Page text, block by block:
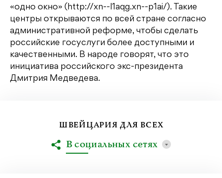
«одно окно» (http://xn--l1aqg.xn--p1ai/). Такие
центры открываются по всей стране согласно
административной реформе, чтобы сделать
российские госуслуги более доступными и
качественными. В народе говорят, что это
инициатива российского экс-президента
Дмитрия Медведева.
ШВЕЙЦАРИЯ ДЛЯ ВСЕХ
В социальных сетях